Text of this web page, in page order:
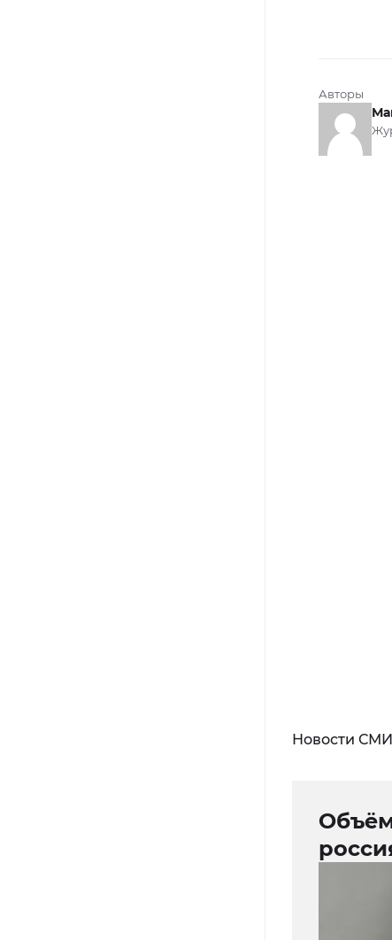
Авторы
Новости